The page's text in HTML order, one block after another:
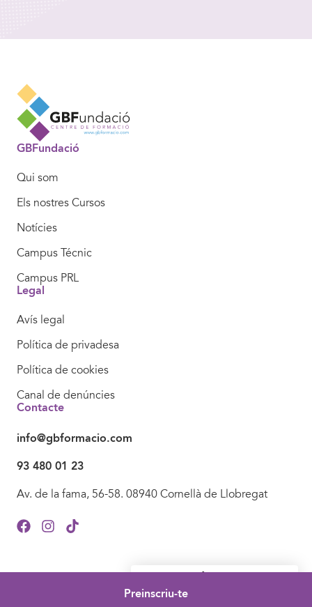
¿Necessites informació?
Contacta'ns sense compromís.
Preinscriu-te
GBFundació
Qui som
Els nostres Cursos
Notícies
Campus Técnic
Campus PRL
Legal
Avís legal
Política de privadesa
Política de cookies
Canal de denúncies
Contacte
info@gbformacio.com
93 480 01 23
Av. de la fama, 56-58. 08940 Cornellà de Llobregat
© 2024 GBFundació. Tots els drets reservats.